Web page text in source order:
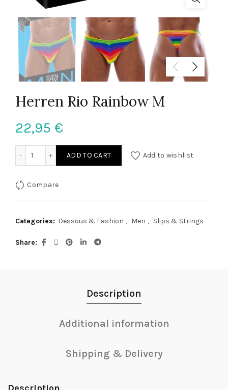
Herren Rio Rainbow M
22,95 €
Herren Rio Rainbow M quantity
ADD TO CART Add to wishlist
Compare
Categories: Dessous & Fashion , Men , Slips & Strings
Share
Description
Additional information
Shipping & Delivery